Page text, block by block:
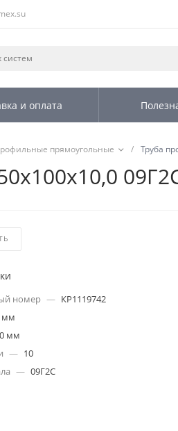
и оплата
прямоугольные / Труба
номер — КР1119742
мм
мм
— 10
— 09Г2С